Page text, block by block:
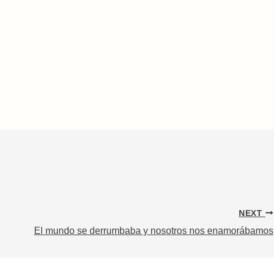
NEXT
El mundo se derrumbaba y nosotros nos enamorábamos